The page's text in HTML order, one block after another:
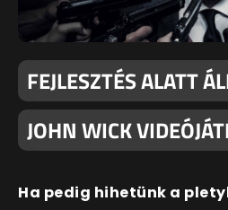
FEJLESZTÉS ALATT
JOHN WICK
Ha pedig hihetünk a